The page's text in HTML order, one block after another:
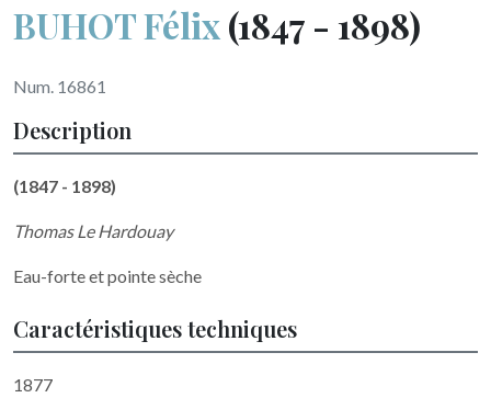
BUHOT Félix(1847 - 1898)
Num. 16861
Description
(1847 - 1898)
Thomas Le Hardouay
Eau-forte et pointe sèche
Caractéristiques techniques
1877